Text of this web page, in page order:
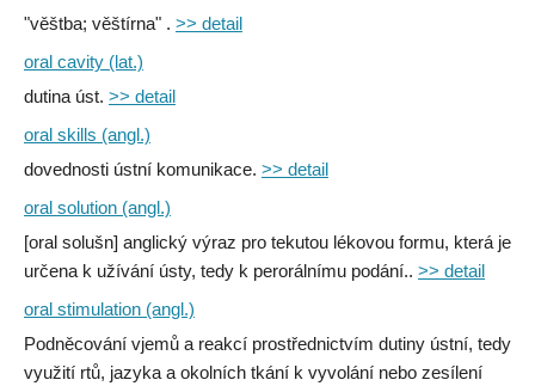
"věštba; věštírna" . >> detail
oral cavity (lat.)
dutina úst. >> detail
oral skills (angl.)
dovednosti ústní komunikace. >> detail
oral solution (angl.)
[oral solušn] anglický výraz pro tekutou lékovou formu, která je
určena k užívání ústy, tedy k perorálnímu podání.. >> detail
oral stimulation (angl.)
Podněcování vjemů a reakcí prostřednictvím dutiny ústní, tedy
využití rtů, jazyka a okolních tkání k vyvolání nebo zesílení